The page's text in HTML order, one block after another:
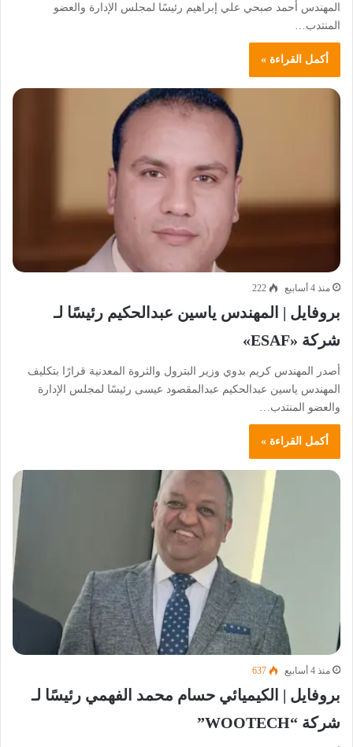
المهندس أحمد صبحي علي إبراهيم رئيسًا لمجلس الإدارة والعضو
المنتدب…
أكمل القراءة »
منذ 4 أسابيع 222
بروفايل | المهندس ياسين عبدالحكيم رئيسًا لـ
شركة «ESAF»
أصدر المهندس كريم بدوي وزير البترول والثروة المعدنية قرارًا بتكليف
المهندس ياسين عبدالحكيم عبدالمقصود عيسى رئيسًا لمجلس الإدارة
والعضو المنتدب…
أكمل القراءة »
منذ 4 أسابيع 637
بروفايل | الكيميائي حسام محمد الفهمي رئيسًا لـ
شركة “WOOTECH”